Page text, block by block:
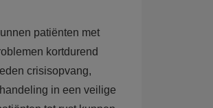
patiënten met
kortdurend
crisisopvang,
in een veilige